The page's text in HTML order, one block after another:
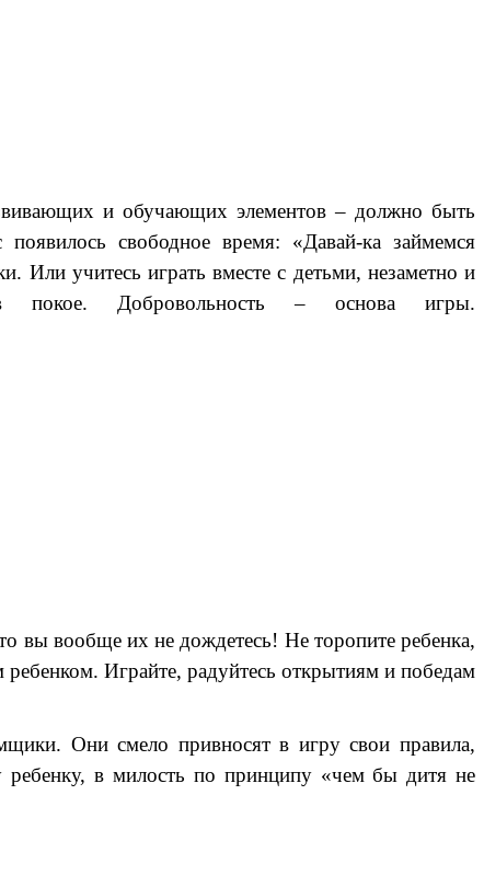
и обучающих элементов – должно быть
свободное время: «Давай-ка займемся
Или учитесь играть вместе с детьми, незаметно и
покое. Добровольность – основа игры.
вы вообще их не дождетесь! Не торопите ребенка,
Играйте, радуйтесь открытиям и победам
Они смело привносят в игру свои правила,
в милость по принципу «чем бы дитя не